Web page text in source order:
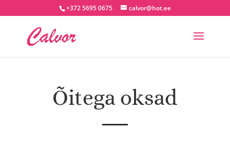
+372 5695 0675 calvor@hot.ee
Õitega oksad